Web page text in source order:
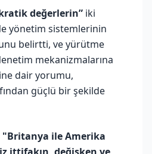
değerlerin” iki
yönetim sistemlerinin
belirtti, ve yürütme
mekanizmalarına
dair yorumu,
güçlü bir şekilde
"Britanya ile Amerika